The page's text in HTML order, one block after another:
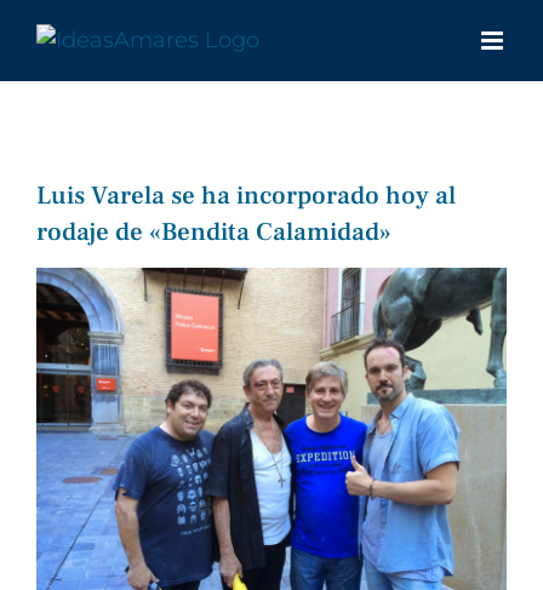
contenido
Luis Varela se ha incorporado hoy al
rodaje de «Bendita Calamidad»